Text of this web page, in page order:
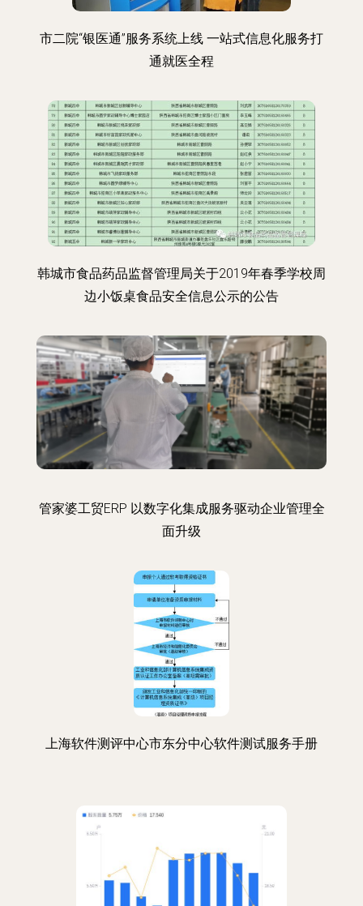
市二院“银医通”服务系统上线 一站式信息化服务打
通就医全程
韩城市食品药品监督管理局关于2019年春季学校周
边小饭桌食品安全信息公示的公告
管家婆工贸ERP 以数字化集成服务驱动企业管理全
面升级
上海软件测评中心市东分中心软件测试服务手册